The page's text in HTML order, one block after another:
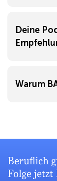
Deine
Warum
Beruflich
Folge